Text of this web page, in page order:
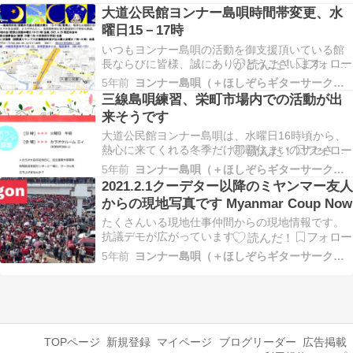
大道公民館ヨンナー島唄時間帯変更、水
曜日15－17時
いつもヨンナー島唄の活動を御支援頂いている館
長ならびに皆様、誠にありがとうございます。 管
理人は相変わらず脳梗塞後遺症、心不全、貧血の3
重苦で、起き抜けが特に強い倦怠感、強烈なふら
つき息切れに悩まされていますが、おかげさまで
太極拳練習は指導して頂く先生・仲間に恵まれ、
木曜日を除…
5年前 ヨンナー島唄（＋ほしぞらギターサークル、大道公民…
三線島唄練習、栄町市場内での活動が出
来そうです
大道公民館ヨンナー島唄は、水曜日16時頃から、
熱心に来てくれる冬季だけ那覇住まいのサセさん
と二人で細々と三線初歩練習を続けています。 有
名な唄を一つでも良いから空で唄えるようになろ
うと満場一致意気投合で、まずは 定番岩盤の祝い
唄「かじやで風節」を毎回20回も繰り返しデモ録
音に合…
5年前 ヨンナー島唄（＋ほしぞらギターサークル、大道公民…
2021.2.1クーデター以降のミヤンマー友人
からの現地写真です Myanmar Coup Now
たくさんいる現地仕事仲間からの現地情報です。
抗議デモが広がっています。
5年前
ヨンナー島唄（＋ほしぞらギターサークル、大道公民…
TOPページ 新規登録 マイページ ブログリーダー
広告掲載